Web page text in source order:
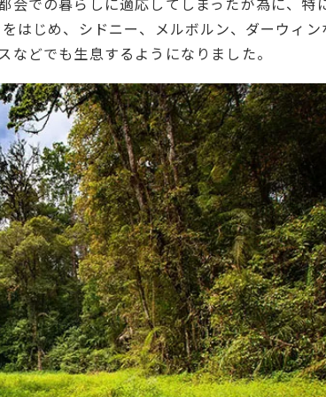
はじめ、シドニー、メルボルン、ダーウィン
どでも生息するようになりました。